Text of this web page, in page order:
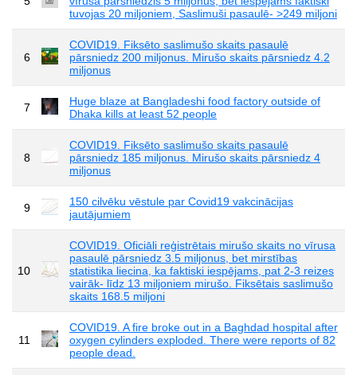
tuvojas 20 miljoniem, Saslimuši pasaulē- >249 miljoni
6
COVID19. Fiksēto saslimušo skaits pasaulē
pārsniedz 200 miljonus. Mirušo skaits pārsniedz 4.2
miljonus
7
Huge blaze at Bangladeshi food factory outside of
Dhaka kills at least 52 people
8
COVID19. Fiksēto saslimušo skaits pasaulē
pārsniedz 185 miljonus. Mirušo skaits pārsniedz 4
miljonus
9
150 cilvēku vēstule par Covid19 vakcinācijas
jautājumiem
10
COVID19. Oficiāli reģistrētais mirušo skaits no vīrusa
pasaulē pārsniedz 3.5 miljonus, bet mirstības
statistika liecina, ka faktiski iespējams, pat 2-3 reizes
vairāk- līdz 13 miljoniem mirušo. Fiksētais saslimušo
skaits 168.5 miljoni
11
COVID19. A fire broke out in a Baghdad hospital after
oxygen cylinders exploded. There were reports of 82
people dead.